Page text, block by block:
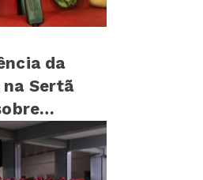
da
Sertã
mais de